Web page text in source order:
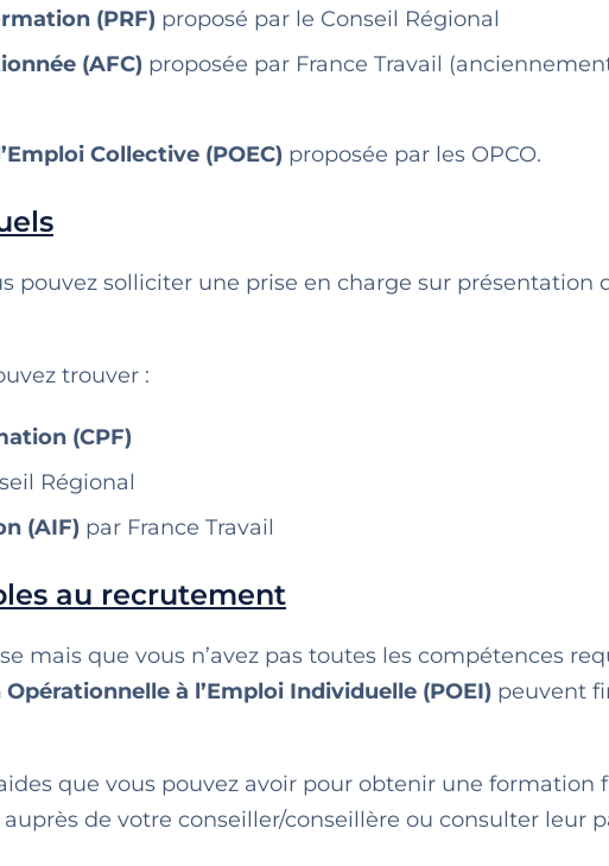
(PRF) proposé par le Conseil Régional
(AFC) proposée par France Travail
Collective (POEC) proposée par les OPCO.
pouvez solliciter une prise en charge sur présentation
trouver :
(CPF)
Régional
(AIF) par France Travail
au recrutement
mais que vous n’avez pas toutes les compétences
à l’Emploi Individuelle (POEI) peuvent
que vous pouvez avoir pour obtenir une formation
de votre conseiller/conseillère ou consulter leur